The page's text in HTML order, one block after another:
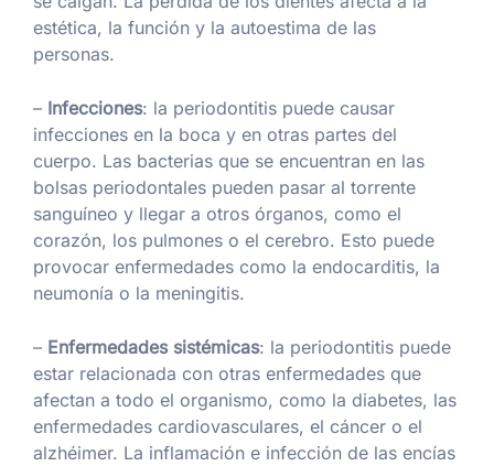
estética, la función y la autoestima de las
personas.
– Infecciones: la periodontitis puede causar
infecciones en la boca y en otras partes del
cuerpo. Las bacterias que se encuentran en las
bolsas periodontales pueden pasar al torrente
sanguíneo y llegar a otros órganos, como el
corazón, los pulmones o el cerebro. Esto puede
provocar enfermedades como la endocarditis, la
neumonía o la meningitis.
– Enfermedades sistémicas: la periodontitis puede
estar relacionada con otras enfermedades que
afectan a todo el organismo, como la diabetes, las
enfermedades cardiovasculares, el cáncer o el
alzhéimer. La inflamación e infección de las encías